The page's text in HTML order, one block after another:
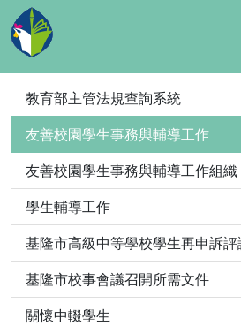
教育法規/教育部
教育主管法規
教育部主管法規查詢系統
友善校園學生事務與輔導工作
友善校園學生事務與輔導工作組織
學生輔導工作
基隆市高級中等學校學生再申訴
基隆市校事會議召開所需文件
關懷中輟學生